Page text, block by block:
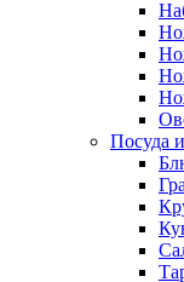
Посуда